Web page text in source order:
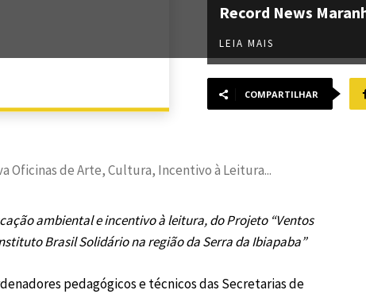
Record News
LEIA MAIS
COMPARTILHAR
Oficinas de Arte, Cultura, Incentivo à Leitura...
ambiental e incentivo à leitura, do Projeto “Ventos
Brasil Solidário na região da Serra da Ibiapaba”
pedagógicos e técnicos das Secretarias de